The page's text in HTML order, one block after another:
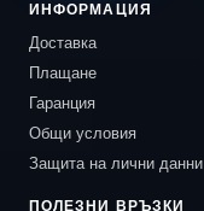
ИНФОРМАЦИЯ
Доставка
Плащане
Гаранция
Общи условия
Защита на лични данни
ПОЛЕЗНИ ВРЪЗКИ